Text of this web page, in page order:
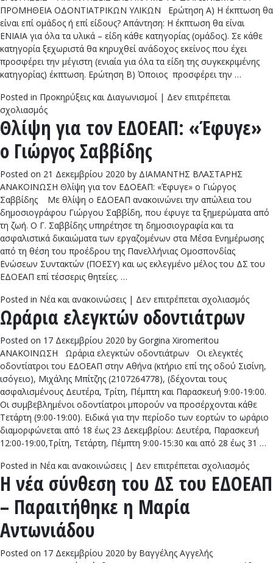
ΠΡΟΜΗΘΕΙΑ ΟΔΟΝΤΙΑΤΡΙΚΩΝ ΥΛΙΚΩΝ Ερώτηση Α) Η έκπτωση θα
είναι επί ομάδος ή επί είδους? Απάντηση: Η έκπτωση θα είναι
ΕΝΙΑΙΑ για όλα τα υλικά – είδη κάθε κατηγορίας (ομάδος). Σε κάθε
κατηγορία ξεχωριστά θα κηρυχθεί ανάδοχος εκείνος που έχει
προσφέρει την μέγιστη (ενιαία για όλα τα είδη της συγκεκριμένης
κατηγορίας) έκπτωση. Ερώτηση Β) Όποιος προσφέρει την …
Posted in Προκηρύξεις και Διαγωνισμοί | Δεν επιτρέπεται
σχολιασμόςστο
Ερωτήσεις
Απαντήσεις
επί
του
διαγωνισμού
για
οδοντιατρικά
υλικά
Θλίψη για τον ΕΔΟΕΑΠ: «Έφυγε»
ο Γιώργος Σαββίδης
Posted on 21 Δεκεμβρίου 2020 by ΔΙΑΜΑΝΤΗΣ ΒΛΑΣΤΑΡΗΣ
ΑΝΑΚΟΙΝΩΣΗ Θλίψη για τον ΕΔΟΕΑΠ: «Έφυγε» ο Γιώργος
Σαββίδης Με θλίψη ο ΕΔΟΕΑΠ ανακοινώνει την απώλεια του
δημοσιογράφου Γιώργου Σαββίδη, που έφυγε τα ξημερώματα από
τη ζωή. Ο Γ. Σαββίδης υπηρέτησε τη δημοσιογραφία και τα
ασφαλιστικά δικαιώματα των εργαζομένων στα Μέσα Ενημέρωσης
από τη θέση του προέδρου της Πανελλήνιας Ομοσπονδίας
Ενώσεων Συντακτών (ΠΟΕΣΥ) και ως εκλεγμένο μέλος του ΔΣ του
ΕΔΟΕΑΠ επί τέσσερις θητείες. …
Posted in Νέα και ανακοινώσεις | Δεν επιτρέπεται σχολιασμόςστο
Ωράρια ελεγκτών οδοντιάτρων
Posted on 17 Δεκεμβρίου 2020 by Gorgina Xiromeritou
ΑΝΑΚΟΙΝΩΣΗ Ωράρια ελεγκτών οδοντιάτρων Οι ελεγκτές
οδοντίατροι του ΕΔΟΕΑΠ στην Αθήνα (κτήριο επί της οδού Σισίνη,
ισόγειο), Μιχάλης Μπίτζης (2107264778), (δέχονται τους
ασφαλισμένους Δευτέρα, Τρίτη, Πέμπτη και Παρασκευή 9:00-19:00.
Οι συμβεβλημένοι οδοντίατροι μπορούν να προσέρχονται κάθε
Τετάρτη (9:00-19:00). Ειδικά για την περίοδο των εορτών το ωράριο
διαμορφώνεται από 18 έως 23 Δεκεμβρίου: Δευτέρα, Παρασκευή
12:00-19:00,Τρίτη, Τετάρτη, Πέμπτη 9:00-15:30 και από 28 έως 31 …
Posted in Νέα και ανακοινώσεις | Δεν επιτρέπεται σχολιασμόςστο
Η νέα σύνθεση του ΔΣ του ΕΔΟΕΑΠ
– Παραιτήθηκε η Μαρία
Αντωνιάδου
Posted on 17 Δεκεμβρίου 2020 by Βαγγέλης Αγγελής